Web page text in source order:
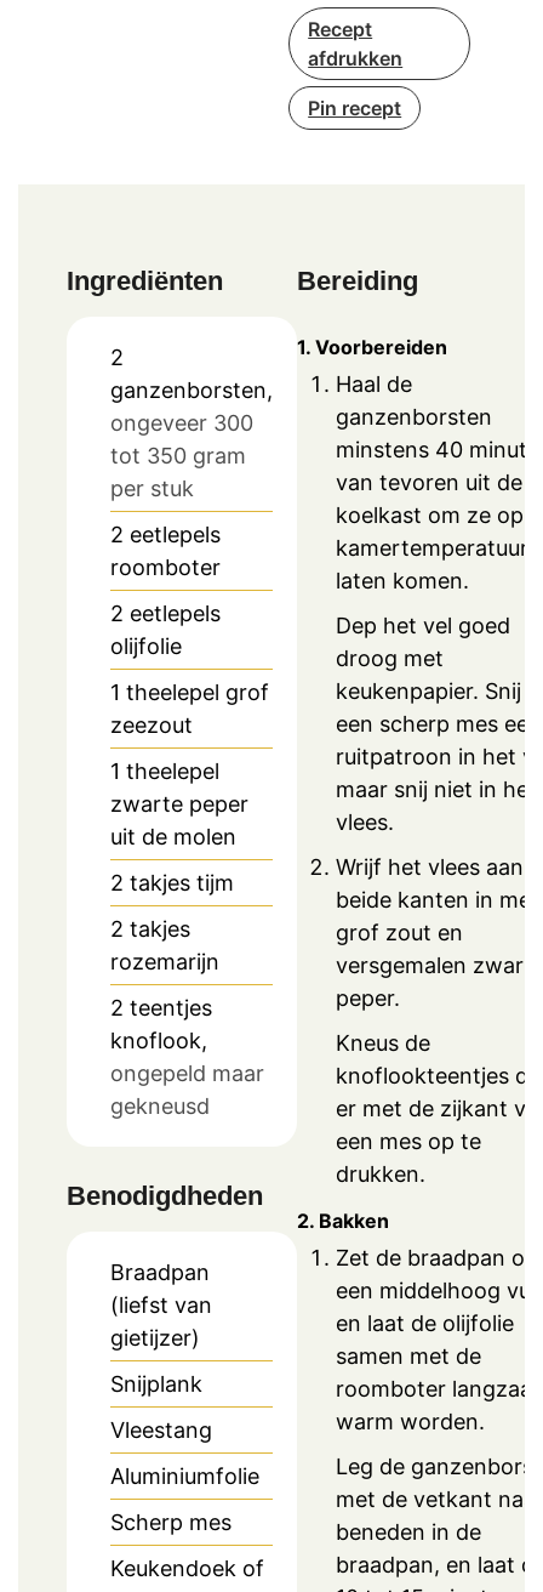
Recept
afdrukken
Pin recept
Ingrediënten
2
ganzenborsten,
ongeveer 300
tot 350 gram
per stuk
2 eetlepels
roomboter
2 eetlepels
olijfolie
1 theelepel grof
zeezout
1 theelepel
zwarte peper
uit de molen
2 takjes tijm
2 takjes
rozemarijn
2 teentjes
knoflook,
ongepeld maar
gekneusd
Benodigdheden
Braadpan
(liefst van
gietijzer)
Snijplank
Vleestang
Aluminiumfolie
Scherp mes
Keukendoek of
Bereiding
1. Voorbereiden
Haal de
ganzenborsten
minstens 40
van tevoren uit de
koelkast om ze op
kamertemperatuur
laten komen.
Dep het vel goed
droog met
keukenpapier. Snij
een scherp mes een
ruitpatroon in het
maar snij niet in het
vlees.
Wrijf het vlees aan
beide kanten in met
grof zout en
versgemalen
peper.
Kneus de
knoflookteentjes
er met de zijkant
een mes op te
drukken.
2. Bakken
Zet de braadpan op
een middelhoog
en laat de olijfolie
samen met de
roomboter
warm worden.
Leg de ganzenborst
met de vetkant naar
beneden in de
braadpan, en laat